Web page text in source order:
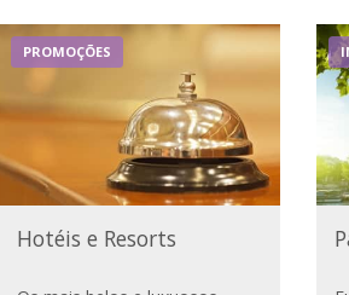
PROMOÇÕES
Hotéis e Resorts